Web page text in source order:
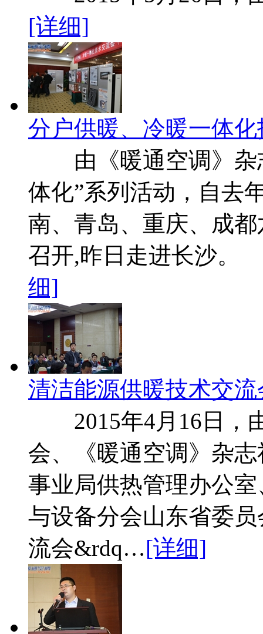
[详细]
分户供暖、冷暖一体
由《暖通空调》杂
体化”系列活动，自去
南、青岛、重庆、成
召开,昨日走进长沙
细]
清洁能源供暖技术交
2015年4月16日，
会、《暖通空调》杂
事业局供热管理办公
与设备分会山东省委
流会&rdq…[详细]